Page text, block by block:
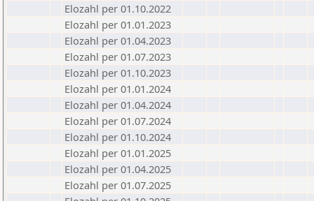
Elozahl per 01.10.2022
Elozahl per 01.01.2023
Elozahl per 01.04.2023
Elozahl per 01.07.2023
Elozahl per 01.10.2023
Elozahl per 01.01.2024
Elozahl per 01.04.2024
Elozahl per 01.07.2024
Elozahl per 01.10.2024
Elozahl per 01.01.2025
Elozahl per 01.04.2025
Elozahl per 01.07.2025